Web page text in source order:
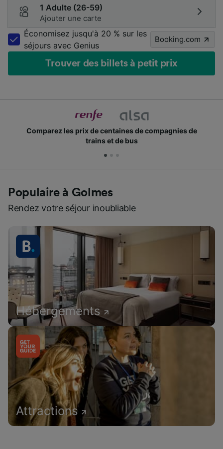
1 Adulte (26-59)
Ajouter une carte
Économisez jusqu'à 20 % sur les
séjours avec Genius
Booking.com
Trouver des billets à petit prix
Comparez les prix de centaines de compagnies de
trains et de bus
Populaire à Golmes
Rendez votre séjour inoubliable
Hébergements
Attractions